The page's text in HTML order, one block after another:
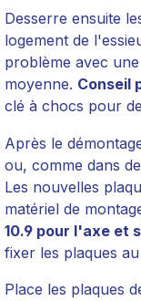
Desserre ensuite
logement de
problème avec
moyenne. Conseil
clé à chocs pour
Après le
ou, comme dans
Les nouvelles
matériel de
10.9 pour l'axe et
fixer les plaques
Place les plaques